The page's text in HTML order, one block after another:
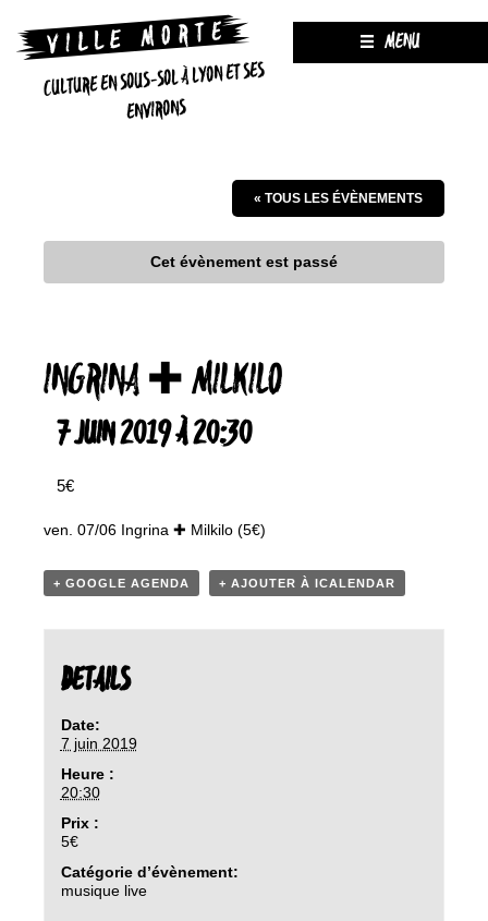
CULTURE EN SOUS-SOL À LYON ET SES
ENVIRONS
MENU
« TOUS LES ÉVÈNEMENTS
Cet évènement est passé
INGRINA ✚ MILKILO
7 JUIN 2019 À 20:30
5€
ven. 07/06 Ingrina ✚ Milkilo (5€)
+ GOOGLE AGENDA + AJOUTER À ICALENDAR
DETAILS
Date:
7 juin 2019
Heure :
20:30
Prix :
5€
Catégorie d’évènement:
musique live